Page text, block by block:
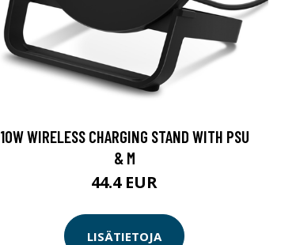
10W WIRELESS CHARGING STAND WITH PSU
& M
44.4 EUR
LISÄTIETOJA